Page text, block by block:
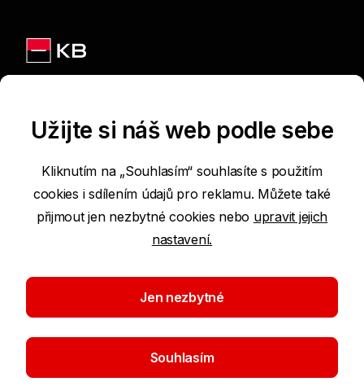
Podmínky používání internetových stránek
Prohlášení o přístupnosti
Ochrana osobních údajů
©2026 Komerční banka
Užijte si náš web podle sebe
Kliknutím na „Souhlasím“ souhlasíte s použitím
cookies i sdílením údajů pro reklamu. Můžete také
přijmout jen nezbytné cookies nebo upravit jejich
nastavení.
Jen nezbytné
Souhlasím